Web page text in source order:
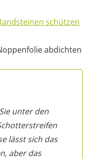
schützen
abdichten
unter den
lässt sich das
aber das